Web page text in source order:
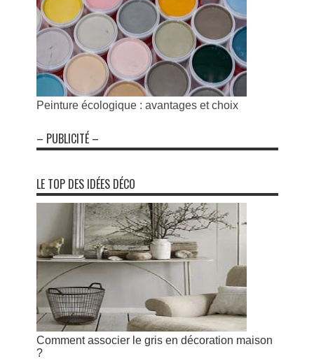
Peinture écologique : avantages et choix
– PUBLICITÉ –
LE TOP DES IDÉES DÉCO
Comment associer le gris en décoration maison
?